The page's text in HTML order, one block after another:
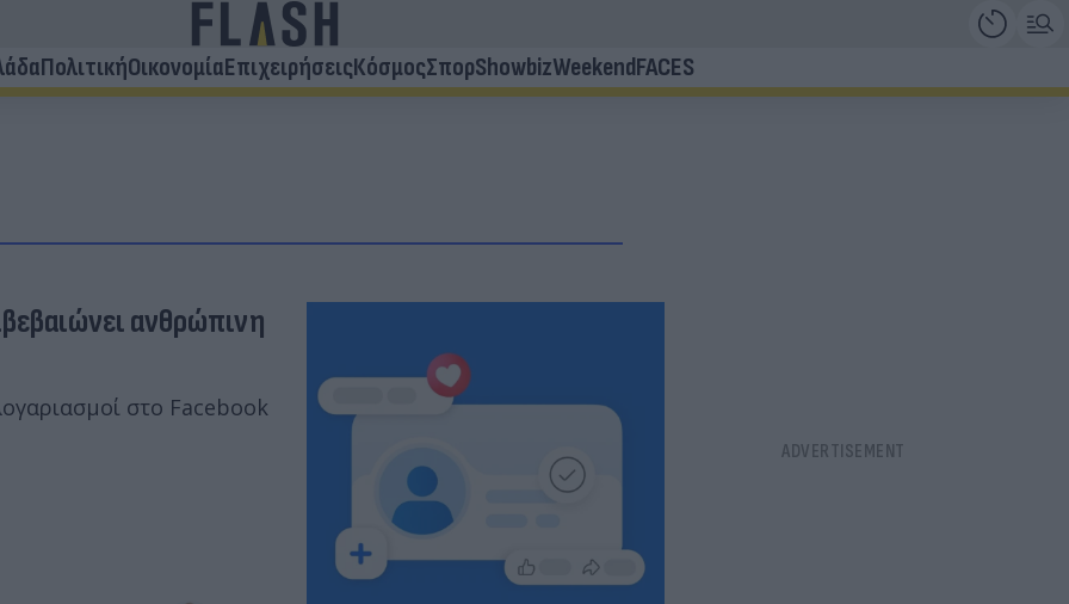
ΠολιτικήΟικονομίαΕπιχειρήσειςΚόσμοςΣπορShowbizWeekendFACES
ανθρώπινη
στο Facebook